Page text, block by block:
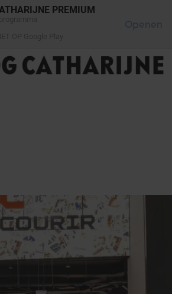
PREMIUM
Openen
LOG IN